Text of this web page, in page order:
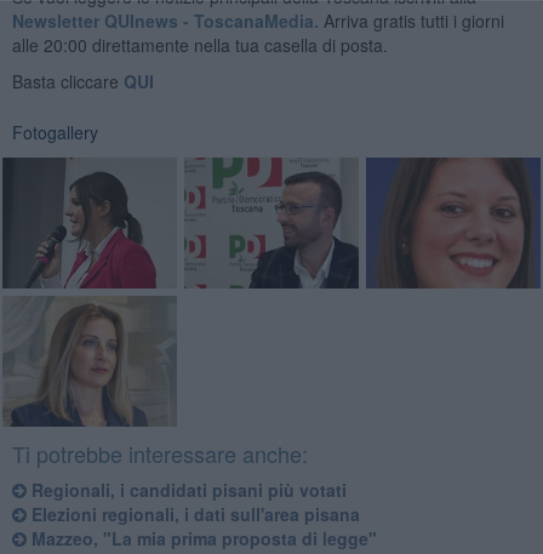
Newsletter QUInews - ToscanaMedia. Arriva gratis tutti i giorni
alle 20:00 direttamente nella tua casella di posta.
Basta cliccare QUI
Fotogallery
Ti potrebbe interessare anche:
Regionali, i candidati pisani più votati
Elezioni regionali, i dati sull'area pisana
Mazzeo, "La mia prima proposta di legge"